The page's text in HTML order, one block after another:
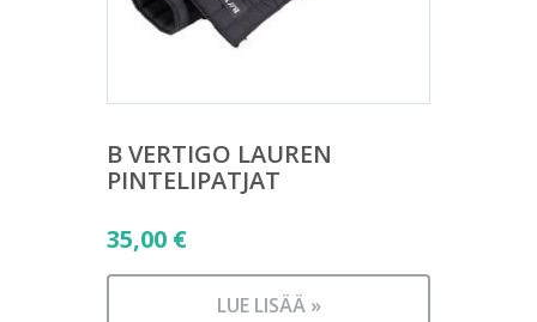
B VERTIGO LAUREN
PINTELIPATJAT
35,00 €
LUE LISÄÄ »